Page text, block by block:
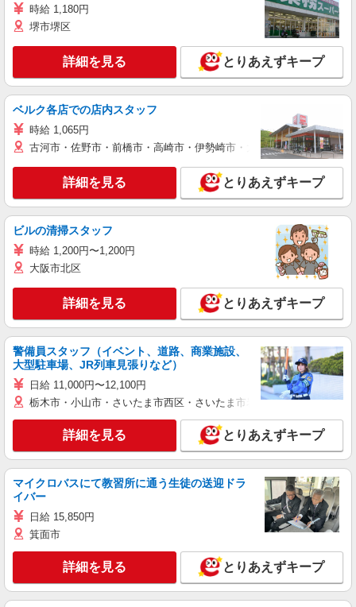
時給 1,180円
堺市堺区
詳細を見る とりあえずキープ
ベルク各店での店内スタッフ
時給 1,065円
古河市・佐野市・前橋市・高崎市・伊勢崎市・太田市・館林市・藤
詳細を見る とりあえずキープ
ビルの清掃スタッフ
時給 1,200円〜1,200円
大阪市北区
詳細を見る とりあえずキープ
警備員スタッフ（イベント、道路、商業施設、
大型駐車場、JR列車見張りなど）
日給 11,000円〜12,100円
栃木市・小山市・さいたま市西区・さいたま市岩槻区・久喜市・蓮田
詳細を見る とりあえずキープ
マイクロバスにて教習所に通う生徒の送迎ドラ
イバー
日給 15,850円
箕面市
詳細を見る とりあえずキープ